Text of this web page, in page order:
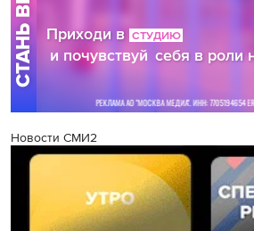
Новости СМИ2